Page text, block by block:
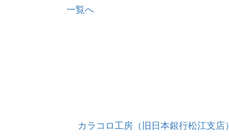
荒神谷遺跡
今市大念寺古墳
一覧へ
カラコロ工房（旧日本銀行松江支店